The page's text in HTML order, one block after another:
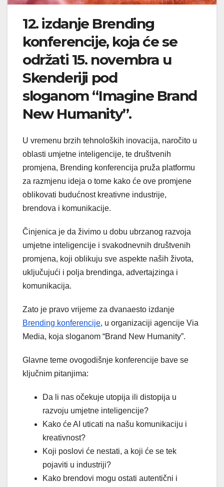
12. izdanje Brending
konferencije, koja će se
održati 15. novembra u
Skenderiji pod
sloganom “Imagine Brand
New Humanity”.
U vremenu brzih tehnoloških inovacija, naročito u
oblasti umjetne inteligencije, te društvenih
promjena, Brending konferencija pruža platformu
za razmjenu ideja o tome kako će ove promjene
oblikovati budućnost kreativne industrije,
brendova i komunikacije.
Činjenica je da živimo u dobu ubrzanog razvoja
umjetne inteligencije i svakodnevnih društvenih
promjena, koji oblikuju sve aspekte naših života,
uključujući i polja brendinga, advertajzinga i
komunikacija.
Zato je pravo vrijeme za dvanaesto izdanje
Brending konferencije, u organizaciji agencije Via
Media, koja sloganom “Brand New Humanity”.
Glavne teme ovogodišnje konferencije bave se
ključnim pitanjima:
Da li nas očekuje utopija ili distopija u
razvoju umjetne inteligencije?
Kako će AI uticati na našu komunikaciju i
kreativnost?
Koji poslovi će nestati, a koji će se tek
pojaviti u industriji?
Kako brendovi mogu ostati autentični i